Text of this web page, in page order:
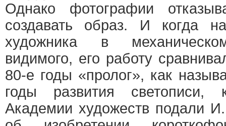
Однако фотографии
создавать образ. И когда
художника в
видимого, его работу
80-е годы «пролог», как
годы развития светописи,
Академии художеств подали